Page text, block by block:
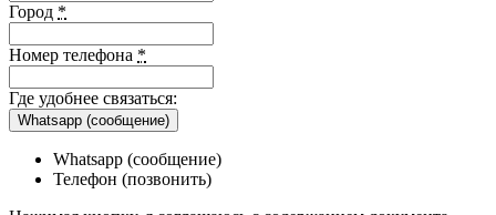
Город *
Номер телефона *
Где удобнее связаться:
Whatsapp (сообщение)
Whatsapp (сообщение)
Телефон (позвонить)